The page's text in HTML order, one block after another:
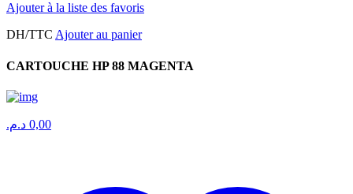
Ajouter à la liste des favoris
DH/TTC Ajouter au panier
CARTOUCHE HP 88 MAGENTA
0,00 د.م.